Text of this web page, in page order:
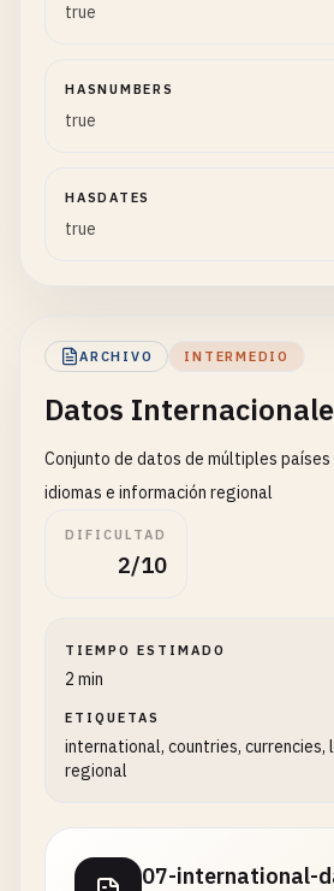
true
HASNUMBERS
true
HASDATES
true
ARCHIVO INTERMEDIO
Datos
Conjunto de datos de múltiples países
idiomas e información regional
DIFICULTAD
2/10
TIEMPO ESTIMADO
2 min
ETIQUETAS
international, countries, currencies,
regional
07-international-